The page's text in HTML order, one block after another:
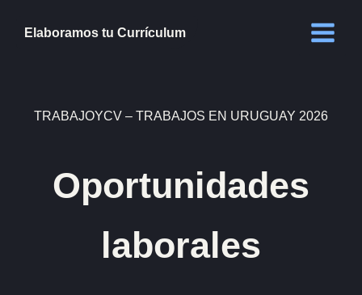
Elaboramos tu Currículum
TRABAJOYCV – TRABAJOS EN URUGUAY 2026
Oportunidades
laborales